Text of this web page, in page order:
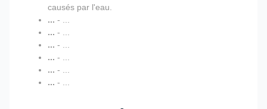
causés par l'eau.
... - ...
... - ...
... - ...
... - ...
... - ...
... - ...